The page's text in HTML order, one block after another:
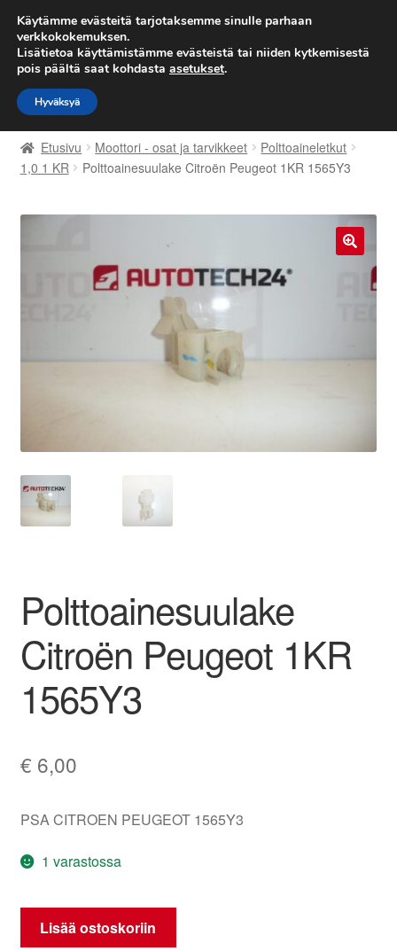
TOIMITUS alkaen 7 EUR
Siirry
navigointiin
Siirry
sisältöön
Etusivu
Kärry
Maailmanlaajuinen toimitus
Reklamaatiomenettely
Tilini
Etusivu Moottori - osat ja tarvikkeet
Polttoaineletkut
1,0 1 KR
Polttoainesuulake Citroën Peugeot 1KR 1565Y3
Polttoainesuulake
Citroën Peugeot 1KR
1565Y3
€ 6,00
PSA CITROEN PEUGEOT 1565Y3
1 varastossa
Polttoainesuulake
Citroën
Lisää ostoskoriin
Käytämme evästeitä tarjotaksemme sinulle parhaan
verkkokokemuksen.
Lisätietoa käyttämistämme evästeistä tai niiden kytkemisestä
pois päältä saat kohdasta asetukset.
Hyväksyä